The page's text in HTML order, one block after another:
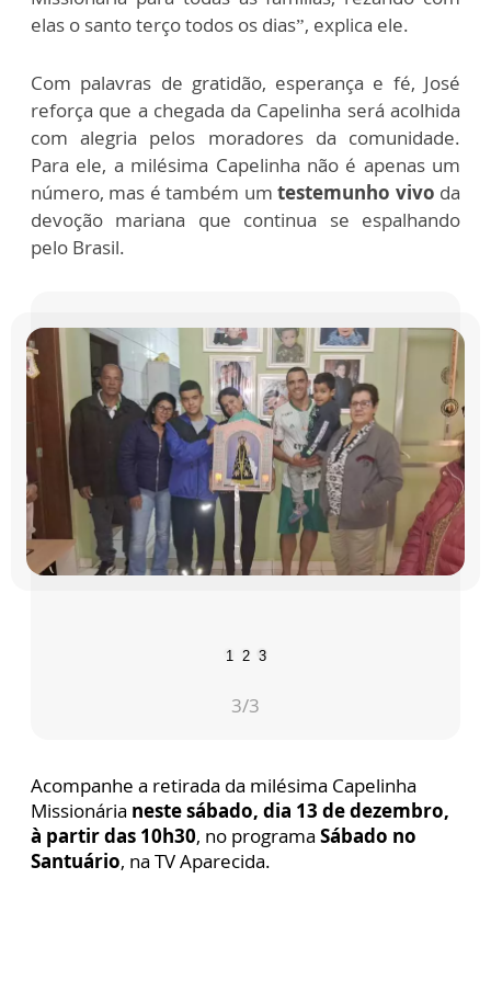
elas o santo terço todos os dias”, explica ele.
Com palavras de gratidão, esperança e fé, José
reforça que a chegada da Capelinha será acolhida
com alegria pelos moradores da comunidade.
Para ele, a milésima Capelinha não é apenas um
número, mas é também umtestemunho vivo da
devoção mariana que continua se espalhando
pelo Brasil.
1 2 3
3/3
Acompanhe a retirada da milésima Capelinha
Missionária neste sábado, dia 13 de dezembro,
à partir das 10h30, no programa Sábado no
Santuário, na TV Aparecida.